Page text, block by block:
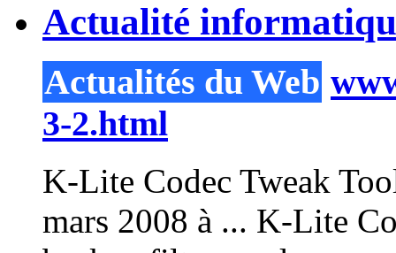
Actualité
Actualités du Web
3-2.html
K-Lite Codec Tweak
mars 2008 à ... K-Lite